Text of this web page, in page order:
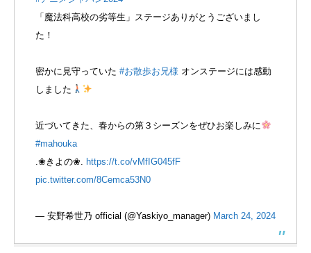
「魔法科高校の劣等生」ステージありがとうございまし
た！
密かに見守っていた #お散歩お兄様 オンステージには感動
しました
近づいてきた、春からの第３シーズンをぜひお楽しみに
#mahouka
.❀きよの❀. https://t.co/vMfIG045fF
pic.twitter.com/8Cemca53N0
— 安野希世乃 official (@Yaskiyo_manager) March 24, 2024